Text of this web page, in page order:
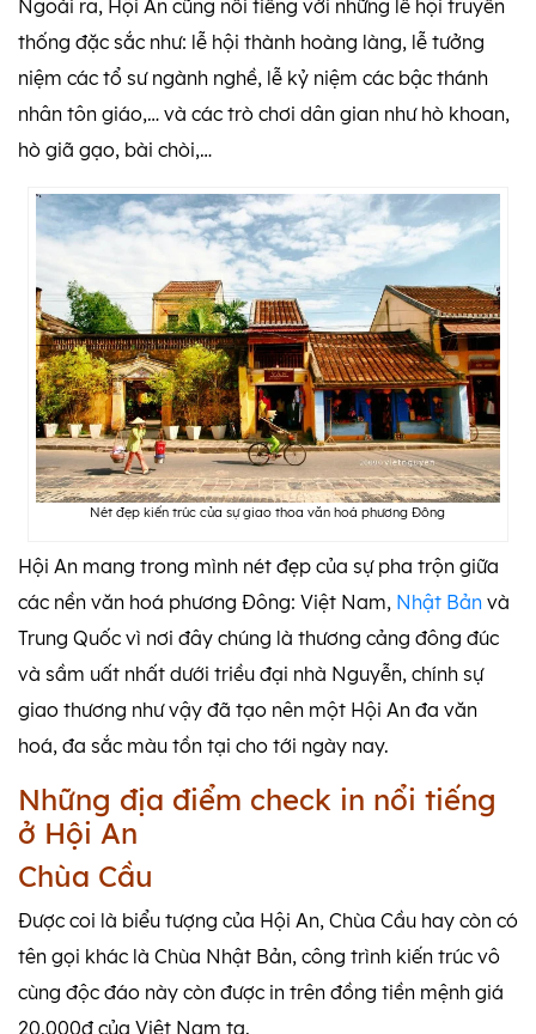
Ngoài ra, Hội An cũng nổi tiếng với những lễ hội truyền
thống đặc sắc như: lễ hội thành hoàng làng, lễ tưởng
niệm các tổ sư ngành nghề, lễ kỷ niệm các bậc thánh
nhân tôn giáo,… và các trò chơi dân gian như hò khoan,
hò giã gạo, bài chòi,…
Nét đẹp kiến trúc của sự giao thoa văn hoá phương Đông
Hội An mang trong mình nét đẹp của sự pha trộn giữa
các nền văn hoá phương Đông: Việt Nam, Nhật Bản và
Trung Quốc vì nơi đây chúng là thương cảng đông đúc
và sầm uất nhất dưới triều đại nhà Nguyễn, chính sự
giao thương như vậy đã tạo nên một Hội An đa văn
hoá, đa sắc màu tồn tại cho tới ngày nay.
Những địa điểm check in nổi tiếng
ở Hội An
Chùa Cầu
Được coi là biểu tượng của Hội An, Chùa Cầu hay còn có
tên gọi khác là Chùa Nhật Bản, công trình kiến trúc vô
cùng độc đáo này còn được in trên đồng tiền mệnh giá
20.000đ của Việt Nam ta.